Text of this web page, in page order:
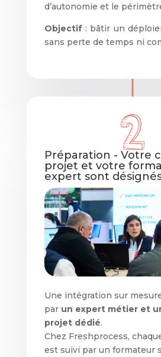
d’autonomie et le
Objectif: bâtir un
sans perte de temps ni
Préparation - Votre
projet et votre
expert sont
Une intégration sur
par un expert métier et
projet dédié.
Chez Freshprocess,
est suivi par un formateur